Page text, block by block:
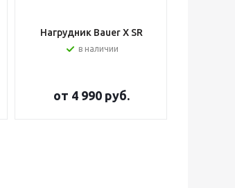
Нагрудник Bauer X SR
в наличии
от 4 990 руб.